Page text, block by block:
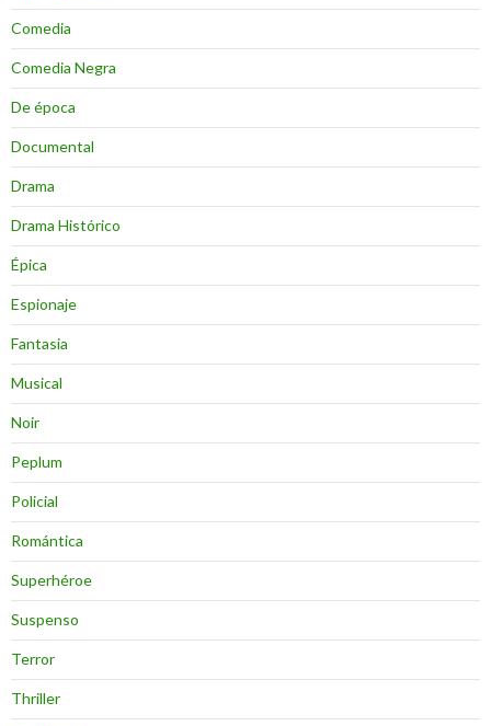
Comedia
Comedia Negra
De época
Documental
Drama
Drama Histórico
Épica
Espionaje
Fantasia
Musical
Noir
Peplum
Policial
Romántica
Superhéroe
Suspenso
Terror
Thriller